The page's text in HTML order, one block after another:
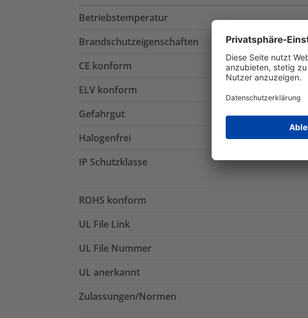
Betriebstemperatur
Brandschutzeigenschaften
CE konform
ELV konform
Gefahrgut
Halogenfrei
IP Schutzklasse
ROHS konform
UL File Link
UL File Nummer
UL anerkannt
Zulassungen/Normen